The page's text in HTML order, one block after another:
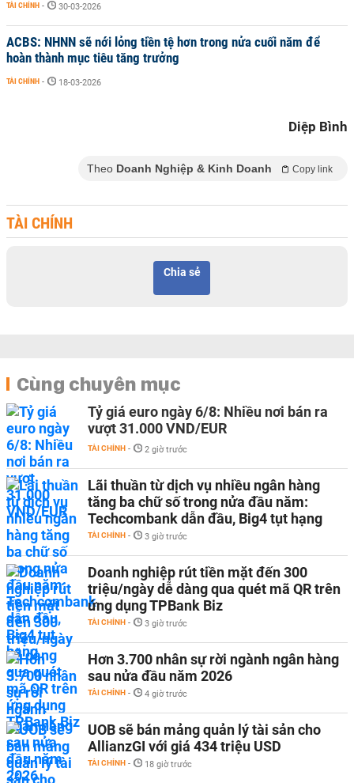
TÀI CHÍNH - 30-03-2026
ACBS: NHNN sẽ nới lỏng tiền tệ hơn trong nửa cuối năm để
hoàn thành mục tiêu tăng trưởng
TÀI CHÍNH - 18-03-2026
Diệp Bình
Theo Doanh Nghiệp & Kinh Doanh Copy link
TÀI CHÍNH
Chia sẻ
Cùng chuyên mục
Tỷ giá euro ngày 6/8: Nhiều nơi bán ra
vượt 31.000 VND/EUR
TÀI CHÍNH - 2 giờ trước
Lãi thuần từ dịch vụ nhiều ngân hàng
tăng ba chữ số trong nửa đầu năm:
Techcombank dẫn đầu, Big4 tụt hạng
TÀI CHÍNH - 3 giờ trước
Doanh nghiệp rút tiền mặt đến 300
triệu/ngày dễ dàng qua quét mã QR trên
ứng dụng TPBank Biz
TÀI CHÍNH - 3 giờ trước
Hơn 3.700 nhân sự rời ngành ngân hàng
sau nửa đầu năm 2026
TÀI CHÍNH - 4 giờ trước
UOB sẽ bán mảng quản lý tài sản cho
AllianzGI với giá 434 triệu USD
TÀI CHÍNH - 18 giờ trước